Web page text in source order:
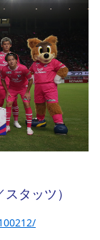
マッチデープログラム
サポートスタッフ
クトレポート
実績
トサルパーク長居
会員規定
クラブ
ア 30周年
タッツ）